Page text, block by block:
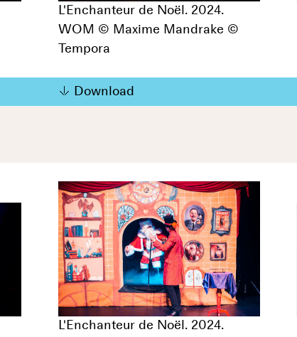
L'Enchanteur de Noël. 2024.
WOM © Maxime Mandrake ©
Tempora
Download
L'Enchanteur de Noël. 2024.